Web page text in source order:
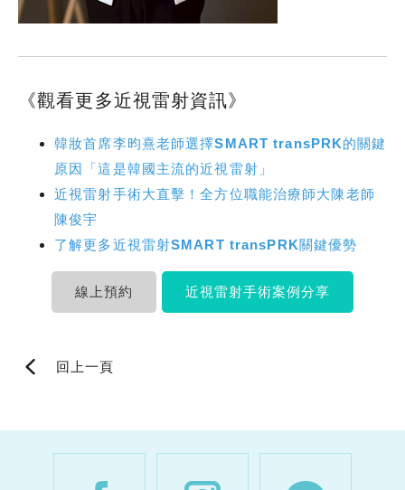
《觀看更多近視雷射資訊》
韓妝首席李昀熹老師選擇SMART transPRK的關鍵
原因「這是韓國主流的近視雷射」
近視雷射手術大直擊！全方位職能治療師大陳老師
陳俊宇
了解更多近視雷射SMART transPRK關鍵優勢
線上預約 近視雷射手術案例分享
回上一頁